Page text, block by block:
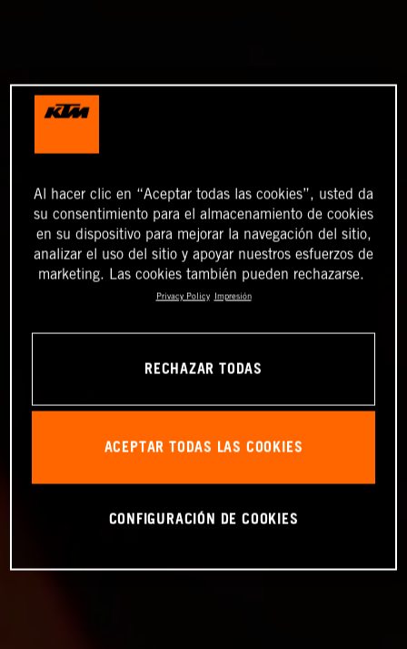
Al hacer clic en “Aceptar todas las cookies”, usted da
su consentimiento para el almacenamiento de cookies
en su dispositivo para mejorar la navegación del sitio,
analizar el uso del sitio y apoyar nuestros esfuerzos de
marketing. Las cookies también pueden rechazarse.
Privacy Policy Impresión
RECHAZAR TODAS
ACEPTAR TODAS LAS COOKIES
CONFIGURACIÓN DE COOKIES